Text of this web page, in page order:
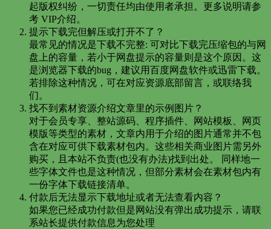
起版权纠纷，一切责任均由使用者承担。更多说明请参
考 VIP介绍。
提示下载完但解压或打开不了？
最常见的情况是下载不完整: 可对比下载完压缩包的与网
盘上的容量，若小于网盘提示的容量则是这个原因。这
是浏览器下载的bug，建议用百度网盘软件或迅雷下载。
若排除这种情况，可在对应资源底部留言，或联络我
们。
找不到素材资源介绍文章里的示例图片？
对于会员专享、整站源码、程序插件、网站模板、网页
模版等类型的素材，文章内用于介绍的图片通常并不包
含在对应可供下载素材包内。这些相关商业图片需另外
购买，且本站不负责(也没有办法)找到出处。 同样地一
些字体文件也是这种情况，但部分素材会在素材包内有
一份字体下载链接清单。
付款后无法显示下载地址或者无法查看内容？
如果您已经成功付款但是网站没有弹出成功提示，请联
系站长提供付款信息为您处理